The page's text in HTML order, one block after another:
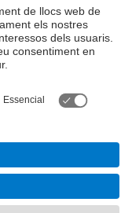
Industrial de